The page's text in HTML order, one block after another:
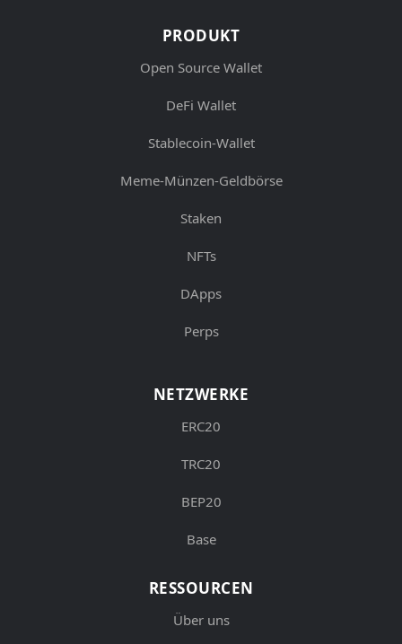
PRODUKT
Open Source Wallet
DeFi Wallet
Stablecoin-Wallet
Meme-Münzen-Geldbörse
Staken
NFTs
DApps
Perps
NETZWERKE
ERC20
TRC20
BEP20
Base
RESSOURCEN
Über uns